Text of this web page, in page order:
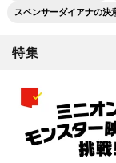
スペンサーダイアナの決
特集